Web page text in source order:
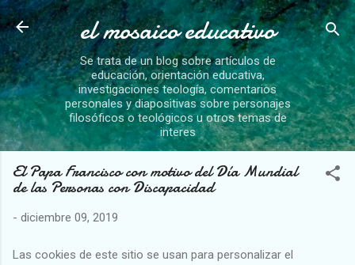
Ir al contenido principal
el mosaico educativo
Se trata de un blog sobre artículos de
educación, orientación educativa,
investigaciones teología, comentarios
personales y diapositivas sobre personajes
filosóficos o teológicos u otros temas de
interes
El Papa Francisco con motivo del Día Mundial
de las Personas con Discapacidad
- diciembre 09, 2019
Las cookies de este sitio se usan para personalizar el